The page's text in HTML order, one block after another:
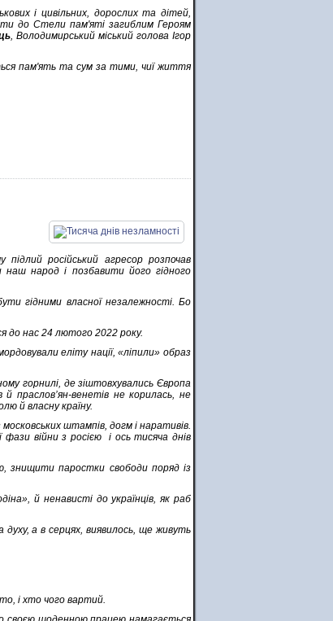
і цивільних, дорослих та дітей,
до Стели пам'яті загиблим Героям
, Володимирський міський голова Ігор
пам'ять та сум за тими, чиї життя
російський агресор розпочав
народ і позбавити його гідного
гідними власної незалежності. Бо
до нас 24 лютого 2022 року.
еліту нації, «ліпили» образ
горнилі, де зіштовхувались Європа
й праслов’ян-венетів не корилась, не
й власну країну.
штампів, догм і наративів.
війни з росією і ось тисяча днів
знищити паростки свободи поряд із
й ненависті до українців, як раб
духу, а в серцях, виявилось, ще живуть
і хто чого вартий.